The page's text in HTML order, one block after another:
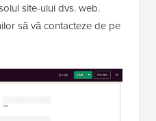
site-ului dvs. web.
să vă contacteze de pe